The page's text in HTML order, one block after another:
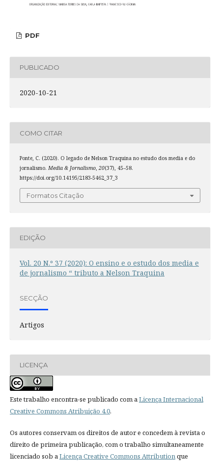
PDF
PUBLICADO
2020-10-21
COMO CITAR
Ponte, C. (2020). O legado de Nelson Traquina no estudo dos media e do
jornalismo. Media & Jornalismo, 20(37), 45–58.
https://doi.org/10.14195/2183-5462_37_3
Formatos Citação
EDIÇÃO
Vol. 20 N.º 37 (2020): O ensino e o estudo dos media e
de jornalismo “ tributo a Nelson Traquina
SECÇÃO
Artigos
LICENÇA
Este trabalho encontra-se publicado com aLicença Internacional
Creative Commons Atribuição 4.0.
Os autores conservam os direitos de autor e concedem à revista o
direito de primeira publicação, com o trabalho simultaneamente
licenciado sob aLicença Creative Commons Attributionque